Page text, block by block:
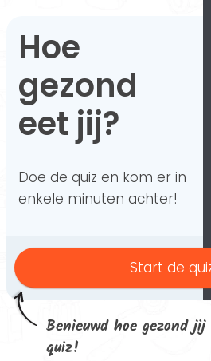
Benieuwd hoe gezond
quiz!
Hoe
gezond
eet jij?
Doe de quiz en kom er in
enkele minuten achter!
Start de